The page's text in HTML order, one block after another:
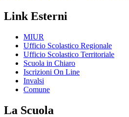
Link Esterni
MIUR
Ufficio Scolastico Regionale
Ufficio Scolastico Territoriale
Scuola in Chiaro
Iscrizioni On Line
Invalsi
Comune
La Scuola